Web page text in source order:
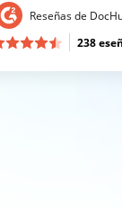
Reseñas de
238